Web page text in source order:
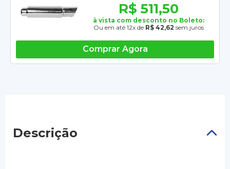
R$ 511,50
à vista com desconto no Boleto:
Ou em até 12x de R$ 42,62 sem juros
Comprar Agora
Descrição